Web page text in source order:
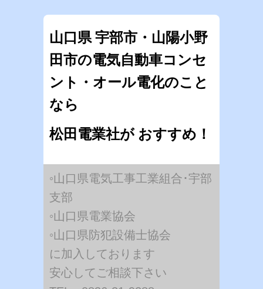
山口県 宇部市・山陽小野
田市の電気自動車コンセ
ント・オール電化のこと
なら
松田電業社が おすすめ！
◦山口県電気工事工業組合･宇部
支部
◦山口県電業協会
◦山口県防犯設備士協会
に加入しております
安心してご相談下さい